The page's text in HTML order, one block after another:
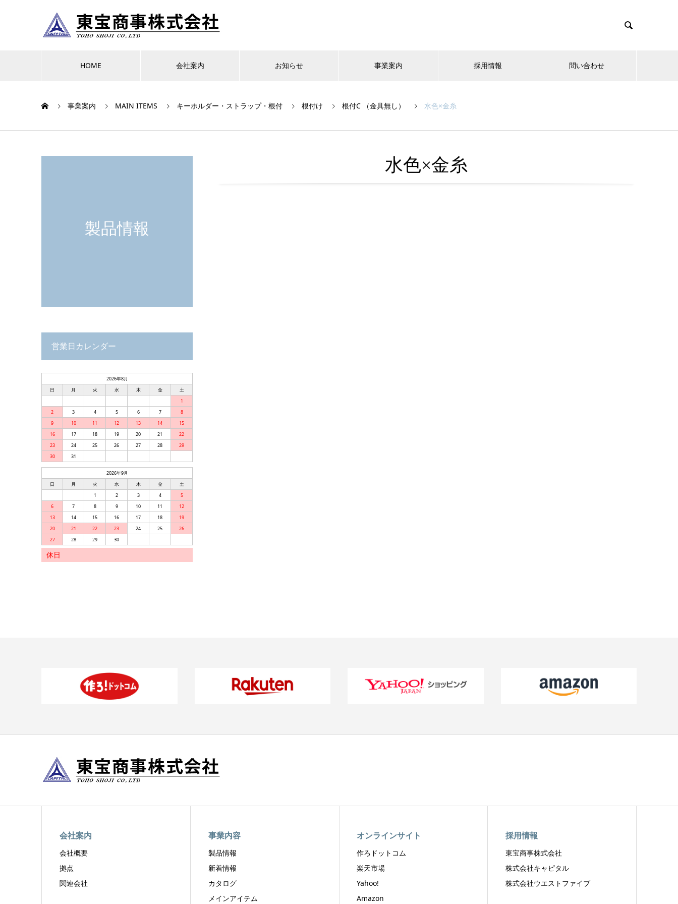

HOME 会社案内 お知らせ 事業案内 採用情報 問い合わせ
事業案内 MAIN ITEMS キーホルダー・ストラップ・根付 根付け 根付C （金具無し） 水色×金糸
製品情報
水色×金糸
営業日カレンダー
2026年8月
日
月 火 水 木 金
土
1
2
3 4 5 6 7
8
9
10 11 12 13 14
15
16
17 18 19 20 21
22
23
24 25 26 27 28
29
30
31
2026年9月
日
月 火 水 木 金
土
1
2 3 4
5
6
7 8 9 10 11
12
13
14 15 16 17 18
19
20
21 22 23 24 25
26
27
28 29 30
休日
会社案内
会社概要
拠点
関連会社
事業内容
製品情報
新着情報
カタログ
メインアイテム
オンラインサイト
作ろドットコム
楽天市場
Yahoo!
Amazon
採用情報
東宝商事株式会社
株式会社キャピタル
株式会社ウエストファイブ